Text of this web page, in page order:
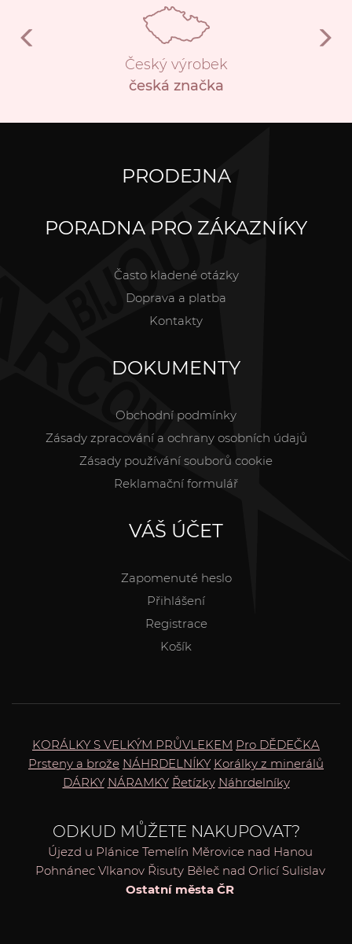
Český výrobek
česká značka
PRODEJNA
PORADNA PRO ZÁKAZNÍKY
Často kladené otázky
Doprava a platba
Kontakty
DOKUMENTY
Obchodní podmínky
Zásady zpracování a ochrany osobních údajů
Zásady používání souborů cookie
Reklamační formulář
VÁŠ ÚČET
Zapomenuté heslo
Přihlášení
Registrace
Košík
KORÁLKY S VELKÝM PRŮVLEKEM Pro DĚDEČKA
Prsteny a brože NÁHRDELNÍKY Korálky z minerálů
DÁRKY NÁRAMKY Řetízky Náhrdelníky
ODKUD MŮŽETE NAKUPOVAT?
Újezd u Plánice Temelín Měrovice nad Hanou
Pohnánec Vlkanov Řisuty Běleč nad Orlicí Sulislav
Ostatní města ČR